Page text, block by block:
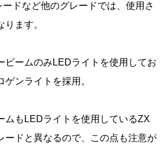
ドなど他のグレードでは、使用さ
ます。
ビームのみLEDライトを使用してお
ゲンライトを採用。
ムもLEDライトを使用しているZX
ードと異なるので、この点も注意が